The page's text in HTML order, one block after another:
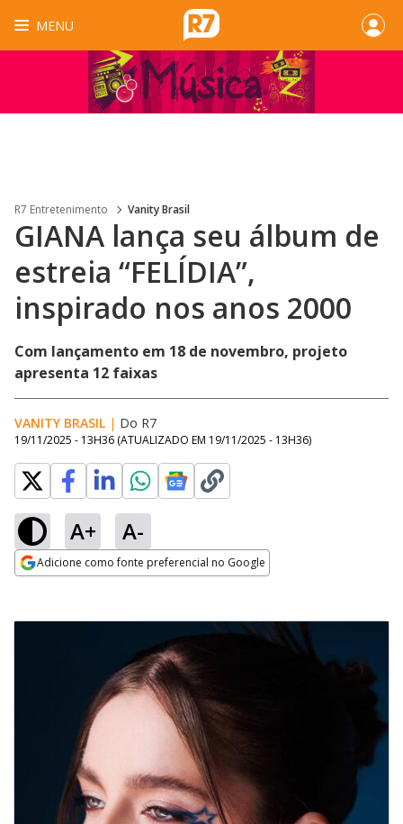
MENU
R7 Entretenimento Vanity Brasil
GIANA lança seu álbum de
estreia “FELÍDIA”,
inspirado nos anos 2000
Com lançamento em 18 de novembro, projeto
apresenta 12 faixas
VANITY BRASIL | Do R7
19/11/2025 - 13H36 (ATUALIZADO EM 19/11/2025 - 13H36)
A+ A-
Adicione como fonte preferencial no Google